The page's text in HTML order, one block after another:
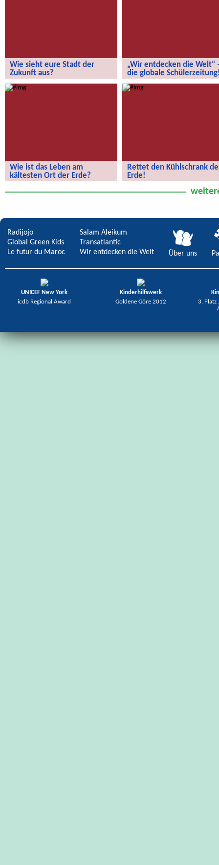
Wie sieht eure Stadt der
Zukunft aus?
„Wir entdecken die Welt“
die globale
globale Schülerzeitung!
Wie ist das Leben am
kältesten Ort der Erde?
der Erde?
Rettet den Kühlschrank
Erde!
Radijojo
Global Green Kids
Le futur du Maroc
Salam Aleikum
Transatlantic
Wir entdecken die Welt
Über uns
UNICEF New York
icdb Regional Award
Kinderhilfswerk
Goldene Göre 2012
3. Platz